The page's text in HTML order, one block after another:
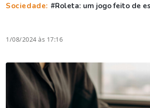
Sociedade: #Roleta: um jogo feito de
1/08/2024 às 17:16